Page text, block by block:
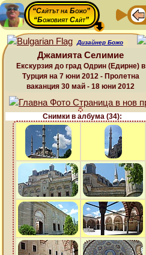
“Сайтът на Божо”
“Божовият Сайт”
Дизайнер Божо
Джамията Селимие
Екскурзия до град Одрин (Едирне) в
Турция на 7 юни 2012 - Пролетна
ваканция 30 май - 18 юни 2012
Снимки в албума (34):